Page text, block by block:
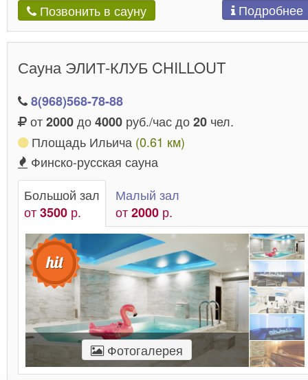
Позвонить в сауну Подробнее
Сауна ЭЛИТ-КЛУБ CHILLOUT
8(968)568-78-88
от2000до4000 руб./час до20 чел.
Площадь Ильича (0.61 км)
Финско-русская сауна
Большой зал
от3500 р.
Малый зал
от2000 р.
Фотогалерея